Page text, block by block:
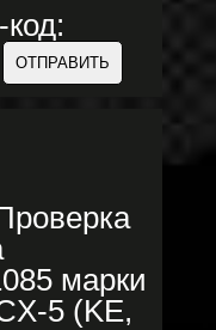
марки
5 (KE,